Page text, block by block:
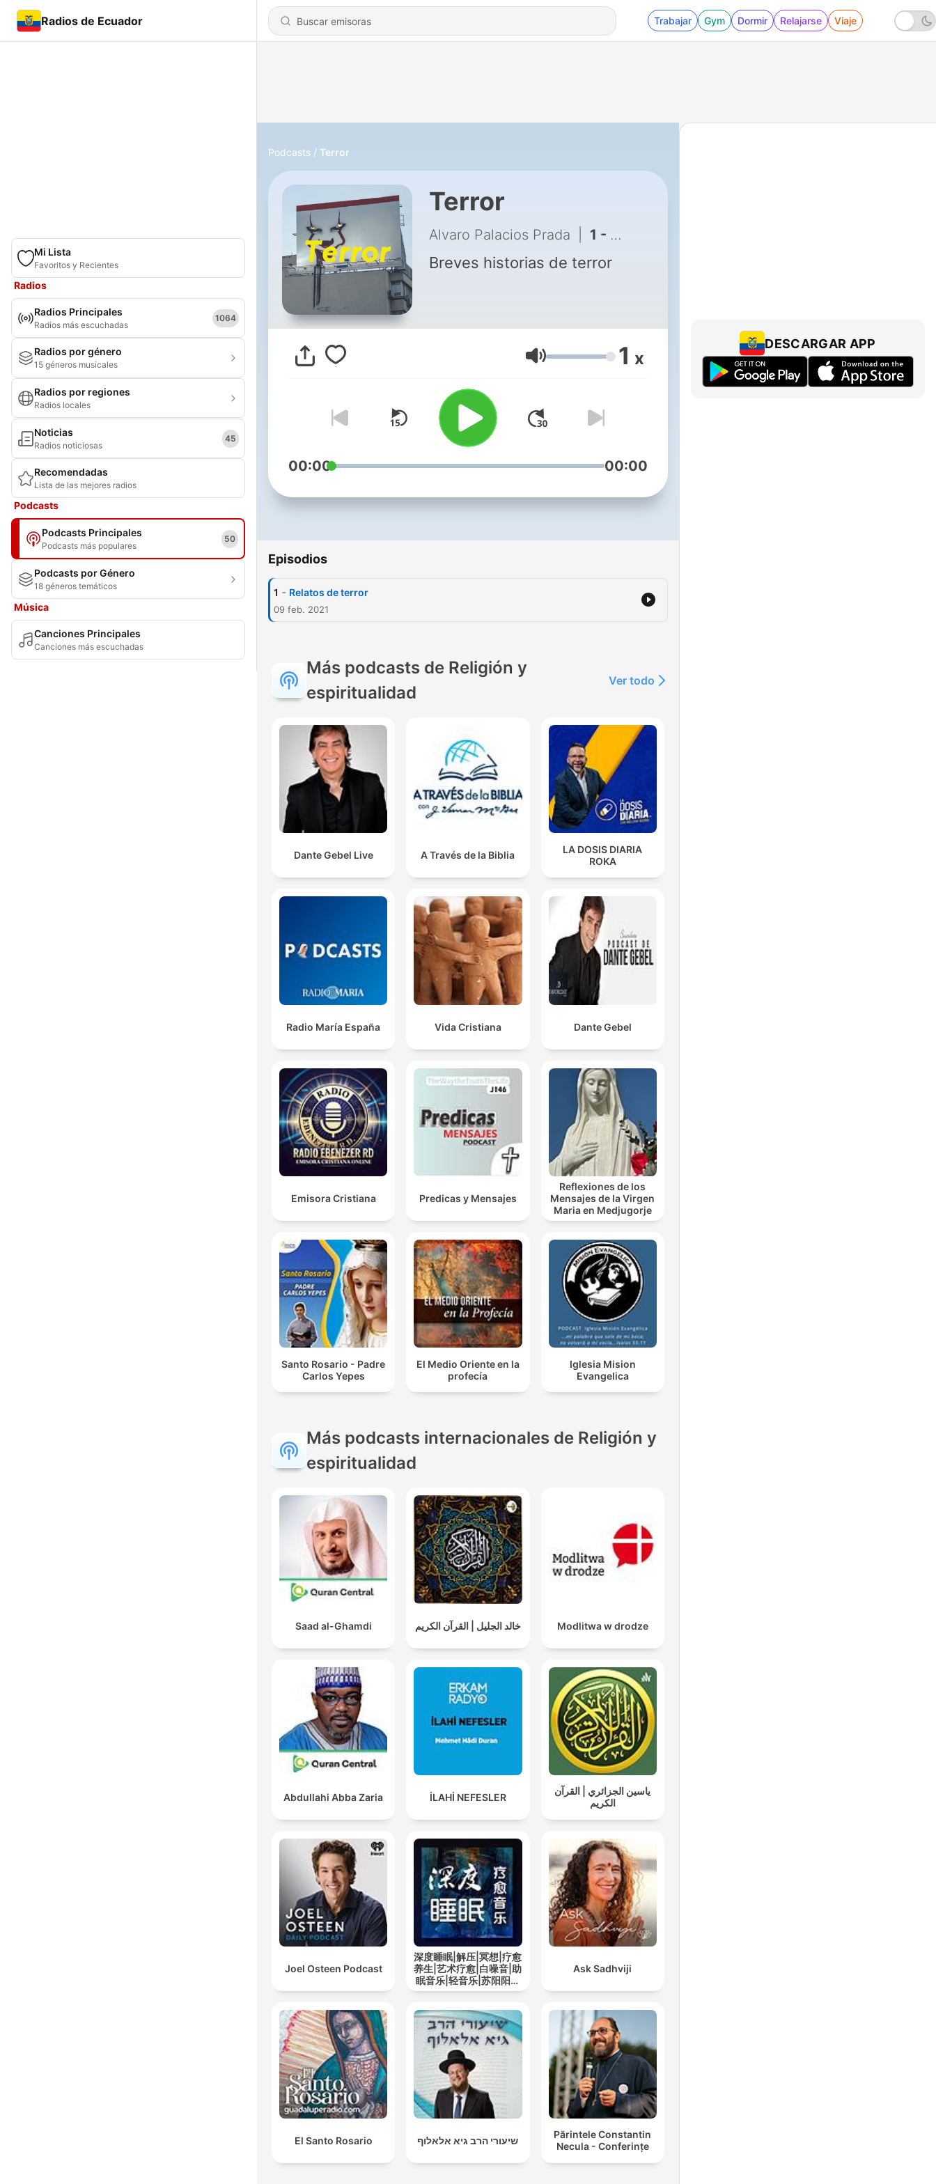
Radios de Ecuador Trabajar Gym Dormir Relajarse Viaje
Mi Lista
Favoritos y Recientes
Radios
Radios Principales
Radios más escuchadas
1064
Radios por género
15 géneros musicales
Radios por regiones
Radios locales
Noticias
Radios noticiosas
45
Recomendadas
Lista de las mejores radios
Podcasts
Podcasts Principales
Podcasts más populares
50
Podcasts por Género
18 géneros temáticos
Música
Canciones Principales
Canciones más escuchadas
Podcasts Terror
Terror
Alvaro Palacios Prada 1 - Relatos de terror
Breves historias de terror
Volumen 1 x
00:00 00:00
Episodios
1 - Relatos de terror
09 feb. 2021
Más podcasts de Religión y
espiritualidad
Ver todo
Dante Gebel Live A Través de la Biblia
LA DOSIS DIARIA
ROKA
Radio María España Vida Cristiana Dante Gebel
Emisora Cristiana Predicas y Mensajes
Reflexiones de los
Mensajes de la Virgen
Maria en Medjugorje
Santo Rosario - Padre
Carlos Yepes
El Medio Oriente en la
profecía
Iglesia Mision
Evangelica
Más podcasts internacionales de Religión y
espiritualidad
Saad al-Ghamdi خالد الجليل | القرآن الكريم Modlitwa w drodze
Abdullahi Abba Zaria İLAHİ NEFESLER
ياسين الجزائري | القرآن
الكريم
Joel Osteen Podcast
深度睡眠|解压|冥想|疗愈
养生|艺术疗愈|白噪音|助
眠音乐|轻音乐|苏阳阳频
道
Ask Sadhviji
El Santo Rosario שיעורי הרב גיא אלאלוף
Părintele Constantin
Necula - Conferințe
DESCARGAR APP